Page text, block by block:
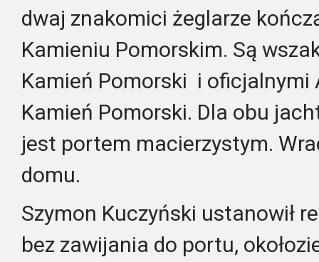
dwaj znakomici żeglarze
Kamieniu Pomorskim. Są
Kamień Pomorski i oficjalnymi
Kamień Pomorski. Dla obu
jest portem macierzystym.
domu.
Szymon Kuczyński ustanowił
bez zawijania do portu,